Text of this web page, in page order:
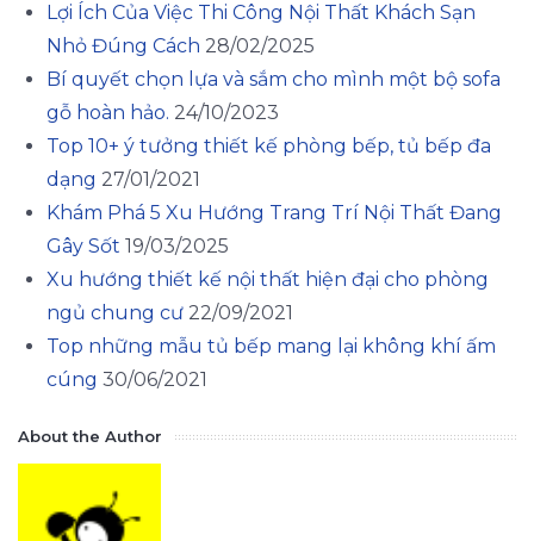
Lợi Ích Của Việc Thi Công Nội Thất Khách Sạn
Nhỏ Đúng Cách 28/02/2025
Bí quyết chọn lựa và sắm cho mình một bộ sofa
gỗ hoàn hảo. 24/10/2023
Top 10+ ý tưởng thiết kế phòng bếp, tủ bếp đa
dạng 27/01/2021
Khám Phá 5 Xu Hướng Trang Trí Nội Thất Đang
Gây Sốt 19/03/2025
Xu hướng thiết kế nội thất hiện đại cho phòng
ngủ chung cư 22/09/2021
Top những mẫu tủ bếp mang lại không khí ấm
cúng 30/06/2021
About the Author